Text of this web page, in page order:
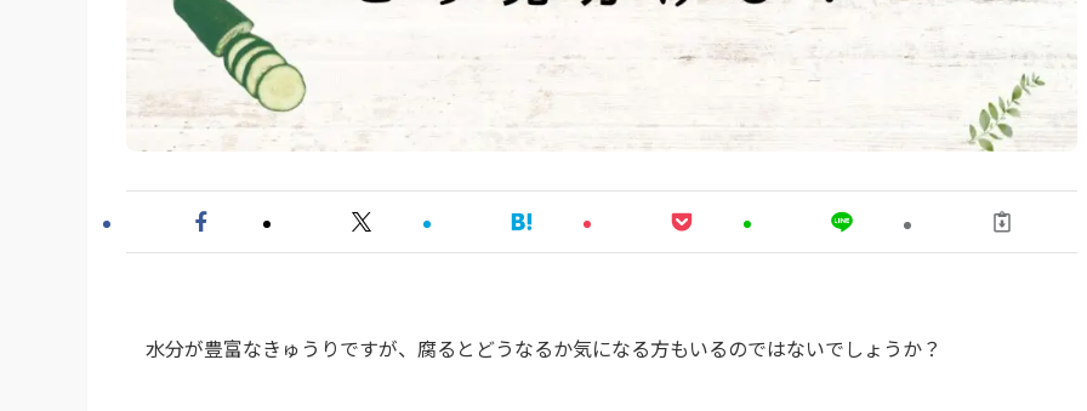
水分が豊富なきゅうりですが、腐るとどうなるか気になる方もいるのではないでしょうか？